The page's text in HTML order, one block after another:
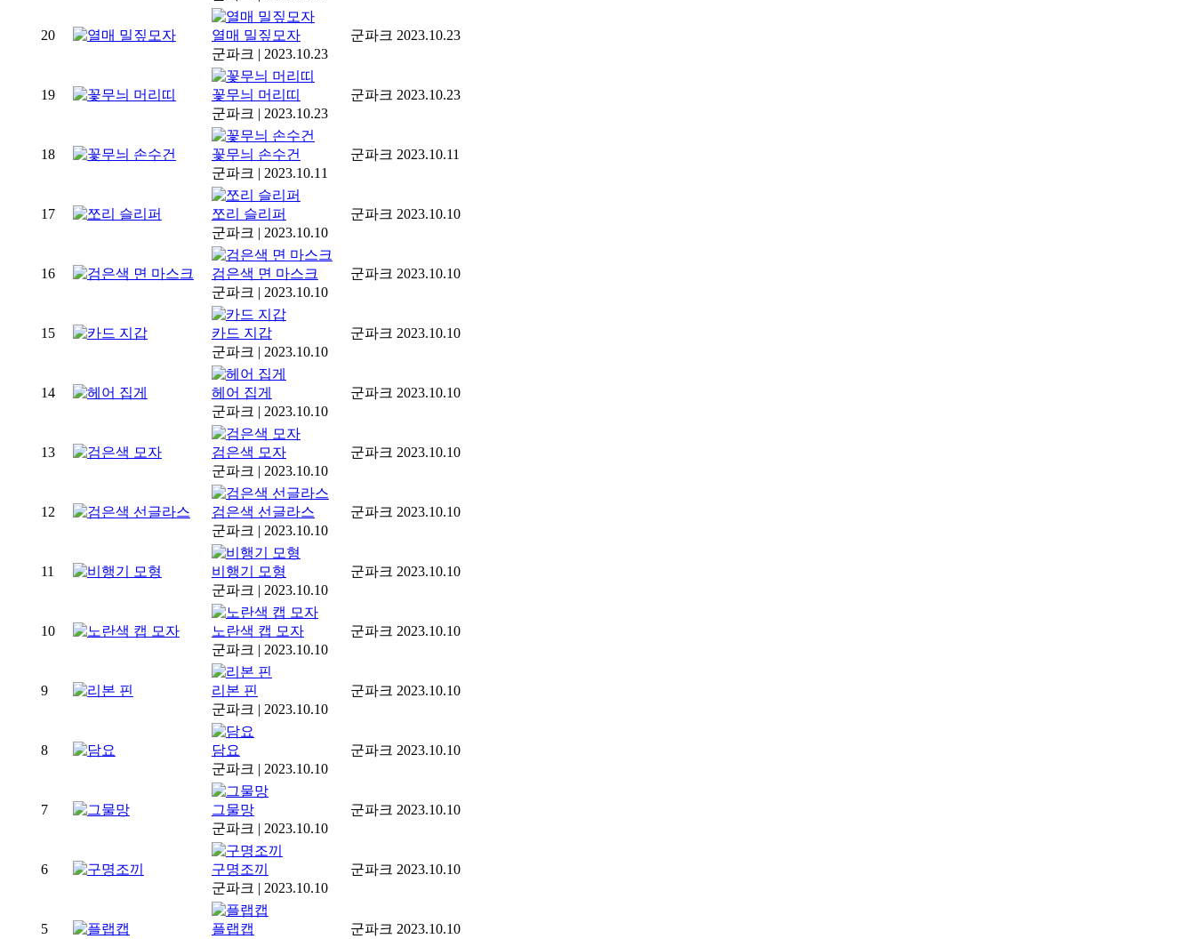
20
열매 밀짚모자
군파크 | 2023.10.23
군파크 2023.10.23
19
꽃무늬 머리띠
군파크 | 2023.10.23
군파크 2023.10.23
18
꽃무늬 손수건
군파크 | 2023.10.11
군파크 2023.10.11
17
쪼리 슬리퍼
군파크 | 2023.10.10
군파크 2023.10.10
16
검은색 면 마스크
군파크 | 2023.10.10
군파크 2023.10.10
15
카드 지갑
군파크 | 2023.10.10
군파크 2023.10.10
14
헤어 집게
군파크 | 2023.10.10
군파크 2023.10.10
13
검은색 모자
군파크 | 2023.10.10
군파크 2023.10.10
12
검은색 선글라스
군파크 | 2023.10.10
군파크 2023.10.10
11
비행기 모형
군파크 | 2023.10.10
군파크 2023.10.10
10
노란색 캡 모자
군파크 | 2023.10.10
군파크 2023.10.10
9
리본 핀
군파크 | 2023.10.10
군파크 2023.10.10
8
담요
군파크 | 2023.10.10
군파크 2023.10.10
7
그물망
군파크 | 2023.10.10
군파크 2023.10.10
6
구명조끼
군파크 | 2023.10.10
군파크 2023.10.10
5
플랩캡
군파크 2023.10.10